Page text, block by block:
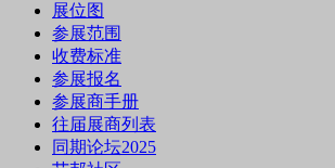
展位图
参展范围
收费标准
参展报名
参展商手册
往届展商列表
同期论坛2025